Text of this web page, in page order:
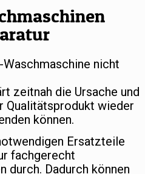
nicht
zeitnah die Ursache und
Qualitätsprodukt wieder
können.
Ersatzteile
fachgerecht
durch. Dadurch können